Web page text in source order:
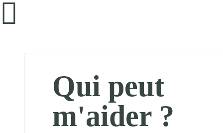
Qui peut
m'aider ?